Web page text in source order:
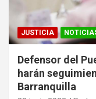
JUSTICIA
Defensor del
harán
Barranquilla